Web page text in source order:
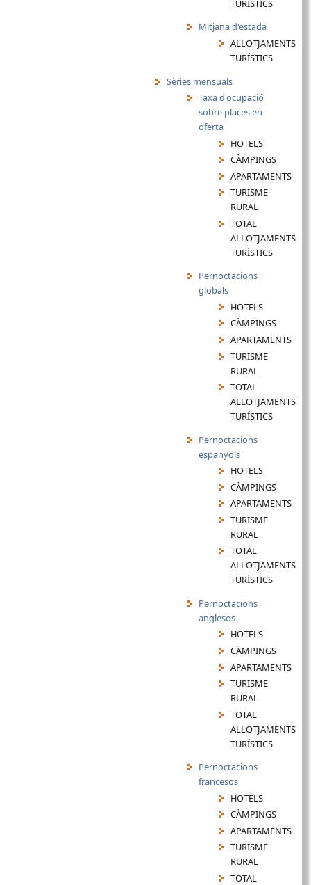
TURÍSTICS
Mitjana d'estada
ALLOTJAMENTS
TURÍSTICS
Sèries mensuals
Taxa d'ocupació
sobre places en
oferta
HOTELS
CÀMPINGS
APARTAMENTS
TURISME
RURAL
TOTAL
ALLOTJAMENTS
TURÍSTICS
Pernoctacions
globals
HOTELS
CÀMPINGS
APARTAMENTS
TURISME
RURAL
TOTAL
ALLOTJAMENTS
TURÍSTICS
Pernoctacions
espanyols
HOTELS
CÀMPINGS
APARTAMENTS
TURISME
RURAL
TOTAL
ALLOTJAMENTS
TURÍSTICS
Pernoctacions
anglesos
HOTELS
CÀMPINGS
APARTAMENTS
TURISME
RURAL
TOTAL
ALLOTJAMENTS
TURÍSTICS
Pernoctacions
francesos
HOTELS
CÀMPINGS
APARTAMENTS
TURISME
RURAL
TOTAL